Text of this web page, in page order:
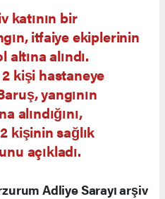
katının bir
itfaiye ekiplerinin
alındı.
kişi hastaneye
yangının
alındığını,
kişinin sağlık
açıkladı.
Adliye Sarayı arşiv